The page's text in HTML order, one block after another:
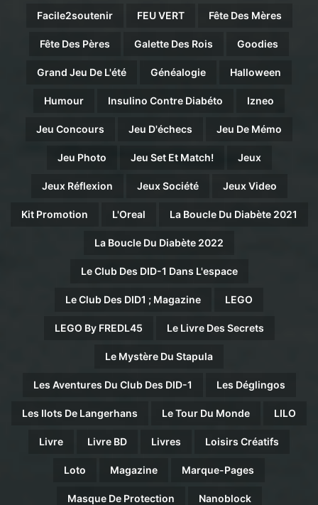
Facile2soutenir FEU VERT Fête Des Mères
Fête Des Pères Galette Des Rois Goodies
Grand Jeu De L'été Généalogie Halloween
Humour Insulino Contre Diabéto Izneo
Jeu Concours Jeu D'échecs Jeu De Mémo
Jeu Photo Jeu Set Et Match! Jeux
Jeux Réflexion Jeux Société Jeux Video
Kit Promotion L'Oreal La Boucle Du Diabète 2021
La Boucle Du Diabète 2022
Le Club Des DID-1 Dans L'espace
Le Club Des DID1 ; Magazine LEGO
LEGO By FREDL45 Le Livre Des Secrets
Le Mystère Du Stapula
Les Aventures Du Club Des DID-1 Les Déglingos
Les Ilots De Langerhans Le Tour Du Monde LILO
Livre Livre BD Livres Loisirs Créatifs
Loto Magazine Marque-Pages
Masque De Protection Nanoblock